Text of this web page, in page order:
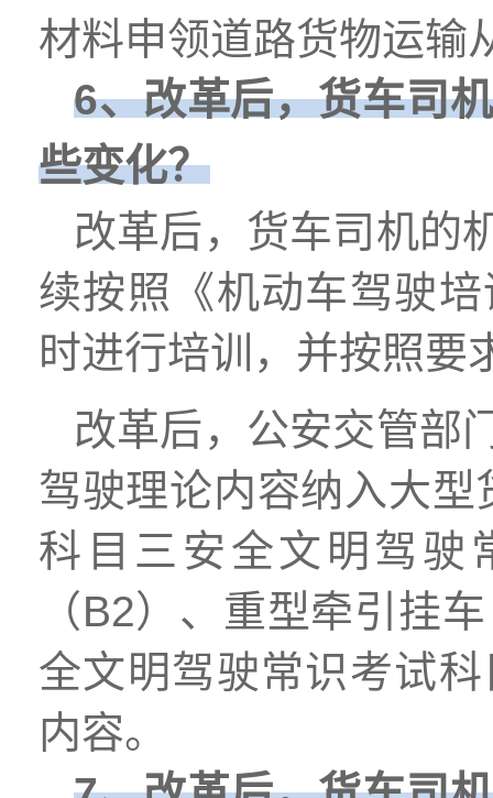
材料申领道路货物运输
6、改革后，货车司
些变化？
改革后，货车司机的
续按照《机动车驾驶
时进行培训，并按照要
改革后，公安交管部
驾驶理论内容纳入大
科目三安全文明驾驶
（B2）、重型牵引挂
全文明驾驶常识考试
内容。